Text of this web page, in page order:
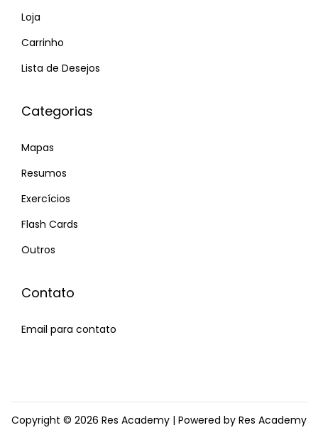
Loja
Carrinho
Lista de Desejos
Categorias
Mapas
Resumos
Exercícios
Flash Cards
Outros
Contato
Email para contato
Copyright © 2026 Res Academy | Powered by Res Academy